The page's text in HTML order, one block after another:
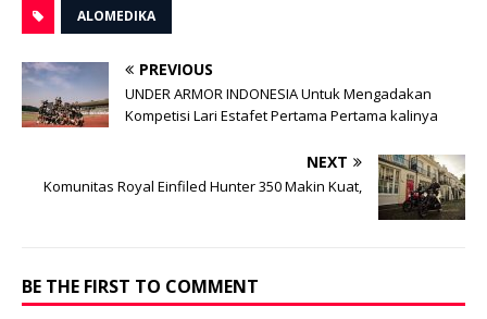
ALOMEDIKA
PREVIOUS
UNDER ARMOR INDONESIA Untuk Mengadakan
Kompetisi Lari Estafet Pertama Pertama kalinya
NEXT
Komunitas Royal Einfiled Hunter 350 Makin Kuat,
BE THE FIRST TO COMMENT